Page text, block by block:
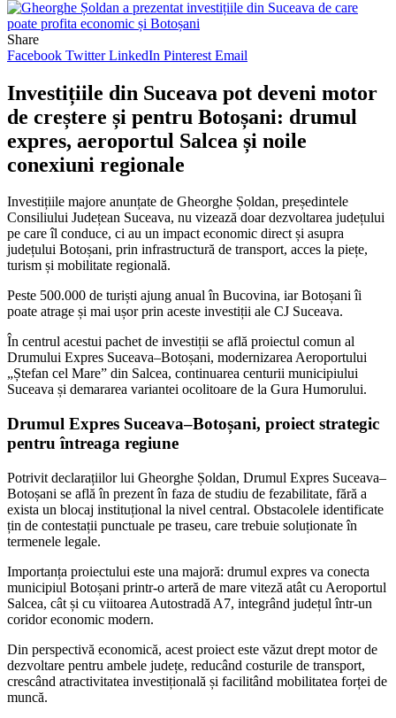
Share
Facebook Twitter LinkedIn Pinterest Email
Investițiile din Suceava pot deveni motor
de creștere și pentru Botoșani: drumul
expres, aeroportul Salcea și noile
conexiuni regionale
Investițiile majore anunțate de Gheorghe Șoldan, președintele
Consiliului Județean Suceava, nu vizează doar dezvoltarea județului
pe care îl conduce, ci au un impact economic direct și asupra
județului Botoșani, prin infrastructură de transport, acces la piețe,
turism și mobilitate regională.
Peste 500.000 de turiști ajung anual în Bucovina, iar Botoșani îi
poate atrage și mai ușor prin aceste investiții ale CJ Suceava.
În centrul acestui pachet de investiții se află proiectul comun al
Drumului Expres Suceava–Botoșani, modernizarea Aeroportului
„Ștefan cel Mare” din Salcea, continuarea centurii municipiului
Suceava și demararea variantei ocolitoare de la Gura Humorului.
Drumul Expres Suceava–Botoșani, proiect strategic
pentru întreaga regiune
Potrivit declarațiilor lui Gheorghe Șoldan, Drumul Expres Suceava–
Botoșani se află în prezent în faza de studiu de fezabilitate, fără a
exista un blocaj instituțional la nivel central. Obstacolele identificate
țin de contestații punctuale pe traseu, care trebuie soluționate în
termenele legale.
Importanța proiectului este una majoră: drumul expres va conecta
municipiul Botoșani printr-o arteră de mare viteză atât cu Aeroportul
Salcea, cât și cu viitoarea Autostradă A7, integrând județul într-un
coridor economic modern.
Din perspectivă economică, acest proiect este văzut drept motor de
dezvoltare pentru ambele județe, reducând costurile de transport,
crescând atractivitatea investițională și facilitând mobilitatea forței de
muncă.